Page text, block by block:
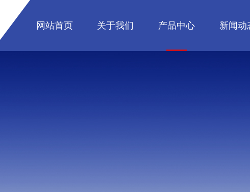
网站首页 关于我们 产品中心 新闻动